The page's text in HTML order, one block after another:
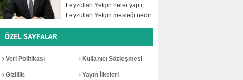
Feyzullah Yetgin neler yaptı,
Feyzullah Yetgin mesleği nedir
ÖZEL SAYFALAR
Veri Politikası Kullanıcı Sözleşmesi
Gizlilik Yayın İlkeleri